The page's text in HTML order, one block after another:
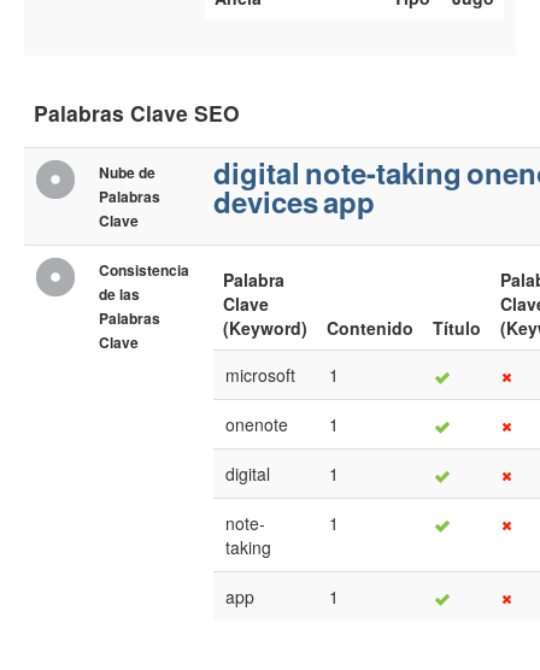
Palabras Clave SEO
Nube de
Palabras
Clave
digital note-taking
devicesapp
Consistencia
de las
Palabras
Clave
Palabra
Clave
(Keyword)
Contenido Título
microsoft
1
onenote 1
digital 1
note-
taking
1
app 1